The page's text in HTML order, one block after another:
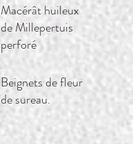
Macérât huileux
de Millepertuis
perforé
Beignets de fleurs
de sureau.